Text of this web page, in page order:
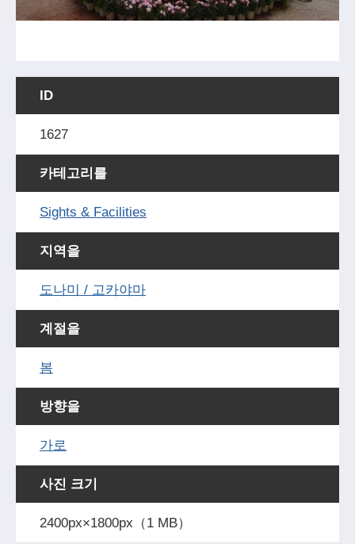
ID
1627
카테고리를
Sights & Facilities
지역을
도나미 / 고카야마
계절을
봄
방향을
가로
사진 크기
2400px×1800px（1 MB）